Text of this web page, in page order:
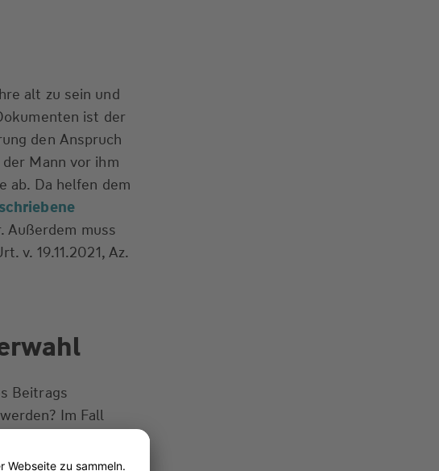
alt zu sein und
ist der
den Anspruch
Mann vor ihm
ab. Da helfen dem
Außerdem muss
v. 19.11.2021, Az.
Beitrags
Im Fall
nein. Die
sechs